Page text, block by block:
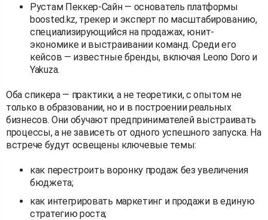
Рустам Пеккер-Сайн — основатель платформы
boosted.kz, трекер и эксперт по масштабированию,
специализирующийся на продажах, юнит-
экономике и выстраивании команд. Среди его
кейсов — известные бренды, включая Leono Doro и
Yakuza.
Оба спикера — практики, а не теоретики, с опытом не
только в образовании, но и в построении реальных
бизнесов. Они обучают предпринимателей выстраивать
процессы, а не зависеть от одного успешного запуска. На
встрече будут освещены ключевые темы:
как перестроить воронку продаж без увеличения
бюджета;
как интегрировать маркетинг и продажи в единую
стратегию роста;